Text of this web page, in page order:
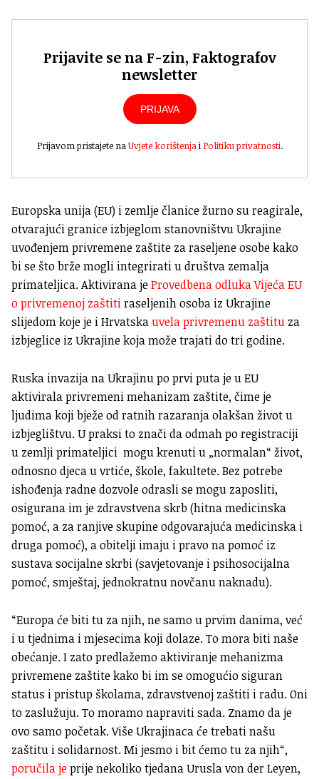
Prijavite se na F-zin, Faktografov
newsletter
PRIJAVA
Prijavom pristajete naUvjete korištenjai Politiku privatnosti.
Europska unija (EU) i zemlje članice žurno su reagirale,
otvarajući granice izbjeglom stanovništvu Ukrajine
uvođenjem privremene zaštite za raseljene osobe kako
bi se što brže mogli integrirati u društva zemalja
primateljica. Aktivirana jeProvedbena odluka Vijeća EU
o privremenoj zaštitiraseljenih osoba iz Ukrajine
slijedom koje je i Hrvatskauvela privremenu zaštitu za
izbjeglice iz Ukrajine koja može trajati do tri godine.
Ruska invazija na Ukrajinu po prvi puta je u EU
aktivirala privremeni mehanizam zaštite, čime je
ljudima koji bježe od ratnih razaranja olakšan život u
izbjeglištvu. U praksi to znači da odmah po registraciji
u zemlji primateljici mogu krenuti u „normalan“ život,
odnosno djeca u vrtiće, škole, fakultete. Bez potrebe
ishođenja radne dozvole odrasli se mogu zaposliti,
osigurana im je zdravstvena skrb (hitna medicinska
pomoć, a za ranjive skupine odgovarajuća medicinska i
druga pomoć), a obitelji imaju i pravo na pomoć iz
sustava socijalne skrbi (savjetovanje i psihosocijalna
pomoć, smještaj, jednokratnu novčanu naknadu).
“Europa će biti tu za njih, ne samo u prvim danima, već
i u tjednima i mjesecima koji dolaze. To mora biti naše
obećanje. I zato predlažemo aktiviranje mehanizma
privremene zaštite kako bi im se omogućio siguran
status i pristup školama, zdravstvenoj zaštiti i radu. Oni
to zaslužuju. To moramo napraviti sada. Znamo da je
ovo samo početak. Više Ukrajinaca će trebati našu
zaštitu i solidarnost. Mi jesmo i bit ćemo tu za njih“,
poručila jeprije nekoliko tjedana Urusla von der Leyen,